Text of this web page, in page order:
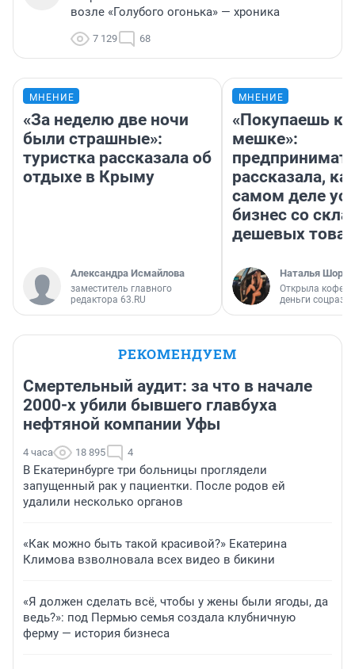
возле «Голубого огонька» — хроника
7 129 68
МНЕНИЕ
«За неделю две ночи
были страшные»:
туристка рассказала об
отдыхе в Крыму
Александра Исмайлова
заместитель главного
редактора 63.RU
МНЕНИЕ
«Покупаешь
мешке»:
рассказала,
самом деле
бизнес со
дешевых
Наталья
Открыла
деньги
РЕКОМЕНДУЕМ
Смертельный аудит: за что в начале
2000-х убили бывшего главбуха
нефтяной компании Уфы
4 часа 18 895 4
В Екатеринбурге три больницы проглядели
запущенный рак у пациентки. После родов ей
удалили несколько органов
«Как можно быть такой красивой?» Екатерина
Климова взволновала всех видео в бикини
«Я должен сделать всё, чтобы у жены были ягоды, да
ведь?»: под Пермью семья создала клубничную
ферму — история бизнеса